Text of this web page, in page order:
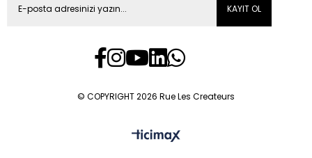
KAYIT OL
© COPYRIGHT 2026 Rue Les Createurs